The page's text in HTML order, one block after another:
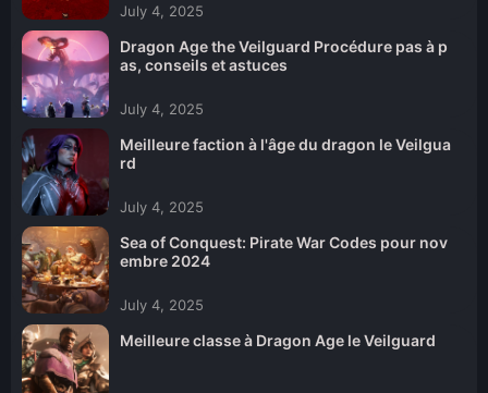
July 4, 2025
Dragon Age the Veilguard Procédure pas à p
as, conseils et astuces
July 4, 2025
Meilleure faction à l'âge du dragon le Veilgua
rd
July 4, 2025
Sea of ​​Conquest: Pirate War Codes pour nov
embre 2024
July 4, 2025
Meilleure classe à Dragon Age le Veilguard